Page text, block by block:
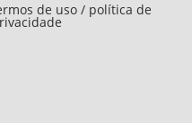
de uso / política de